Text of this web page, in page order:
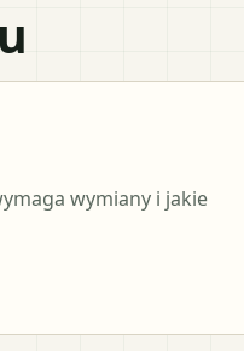
wymiany i jakie